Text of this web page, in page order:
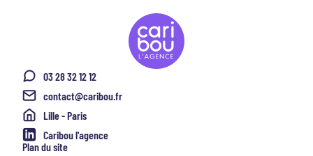
03 28 32 12 12
contact@caribou.fr
Lille - Paris
Caribou l'agence
Plan du site